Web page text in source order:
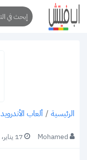
الرئيسية / ألعاب الأندرويد
Mohamed 17 يناير، 2026